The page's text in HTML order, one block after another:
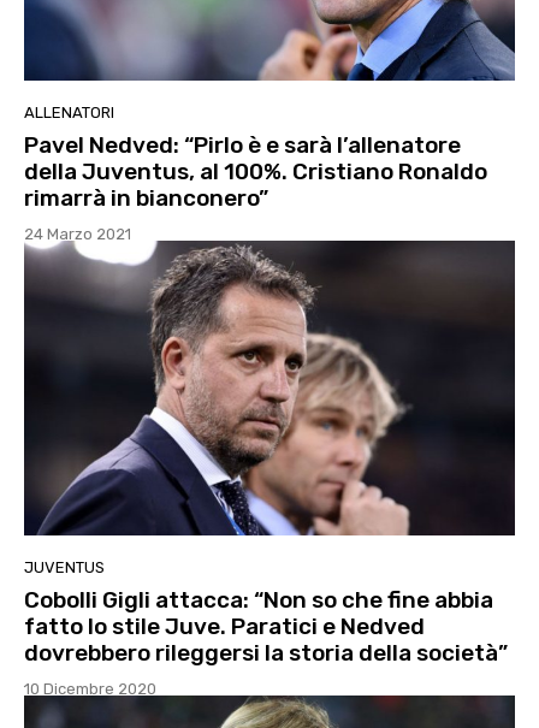
ALLENATORI
Pavel Nedved: “Pirlo è e sarà l’allenatore
della Juventus, al 100%. Cristiano Ronaldo
rimarrà in bianconero”
24 Marzo 2021
JUVENTUS
Cobolli Gigli attacca: “Non so che fine abbia
fatto lo stile Juve. Paratici e Nedved
dovrebbero rileggersi la storia della società”
10 Dicembre 2020